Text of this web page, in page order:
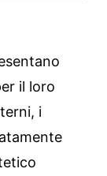
il loro
i